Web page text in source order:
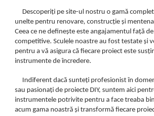
Chei combinate
Chei combinate cu clichet
Ciocane cauciucate
Ciocane cu maner din lemn
Clesti papagali si suedezi
Clesti popnituri
Descoperiți pe site-ul nostru o gamă
unelte pentru renovare, construcție și
Ceea ce ne definește este angajamentul față
competitive. Sculele noastre au fost testate și
pentru a vă asigura că fiecare proiect este
instrumente de încredere.
Indiferent dacă sunteți profesionist în
sau pasionați de proiecte DIY, suntem aici
instrumentele potrivite pentru a face treaba
acum gama noastră și transformă fiecare